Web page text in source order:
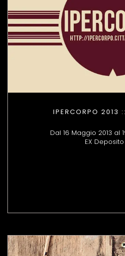
IPERCORPO 2013
Dal 16 Maggio 2013 al
EX Deposito